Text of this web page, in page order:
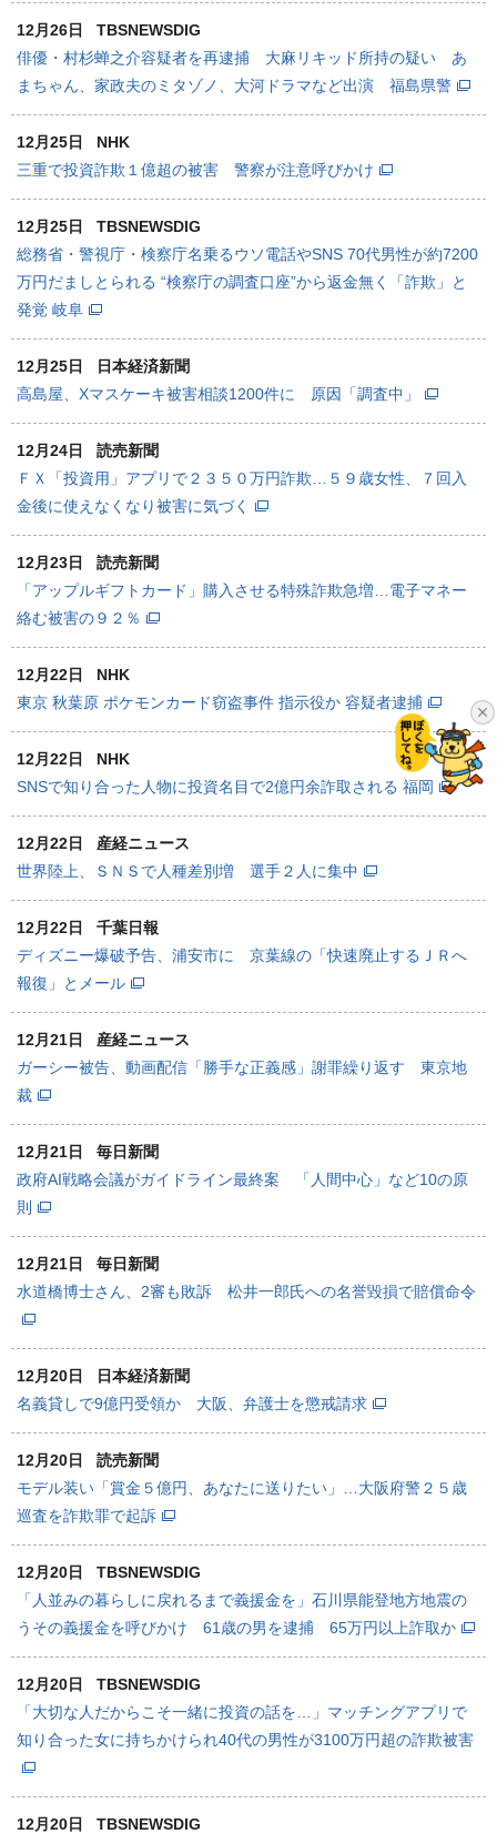
12月26日
TBSNEWSDIG
俳優・村杉蝉之介容疑者を再逮捕 大麻リキッド所持の疑い あ
まちゃん、家政夫のミタゾノ、大河ドラマなど出演 福島県警
12月25日
NHK
三重で投資詐欺１億超の被害 警察が注意呼びかけ
12月25日
TBSNEWSDIG
総務省・警視庁・検察庁名乗るウソ電話やSNS 70代男性が約7200
万円だましとられる “検察庁の調査口座”から返金無く「詐欺」と
発覚 岐阜
12月25日
日本経済新聞
高島屋、Xマスケーキ被害相談1200件に 原因「調査中」
12月24日
読売新聞
ＦＸ「投資用」アプリで２３５０万円詐欺…５９歳女性、７回入
金後に使えなくなり被害に気づく
12月23日
読売新聞
「アップルギフトカード」購入させる特殊詐欺急増…電子マネー
絡む被害の９２％
12月22日
NHK
東京 秋葉原 ポケモンカード窃盗事件 指示役か 容疑者逮捕
12月22日
NHK
SNSで知り合った人物に投資名目で2億円余詐取される 福岡
12月22日
産経ニュース
世界陸上、ＳＮＳで人種差別増 選手２人に集中
12月22日
千葉日報
ディズニー爆破予告、浦安市に 京葉線の「快速廃止するＪＲへ
報復」とメール
12月21日
産経ニュース
ガーシー被告、動画配信「勝手な正義感」謝罪繰り返す 東京地
裁
12月21日
毎日新聞
政府AI戦略会議がガイドライン最終案 「人間中心」など10の原
則
12月21日
毎日新聞
水道橋博士さん、2審も敗訴 松井一郎氏への名誉毀損で賠償命令
12月20日
日本経済新聞
名義貸しで9億円受領か 大阪、弁護士を懲戒請求
12月20日
読売新聞
モデル装い「賞金５億円、あなたに送りたい」…大阪府警２５歳
巡査を詐欺罪で起訴
12月20日
TBSNEWSDIG
「人並みの暮らしに戻れるまで義援金を」石川県能登地方地震の
うその義援金を呼びかけ 61歳の男を逮捕 65万円以上詐取か
12月20日
TBSNEWSDIG
「大切な人だからこそ一緒に投資の話を…」マッチングアプリで
知り合った女に持ちかけられ40代の男性が3100万円超の詐欺被害
12月20日
TBSNEWSDIG